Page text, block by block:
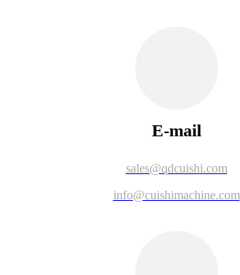
E-mail
sales@qdcuishi.com
info@cuishimachine.com